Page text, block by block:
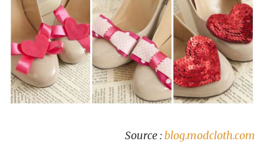
Source :blog.modcloth.com